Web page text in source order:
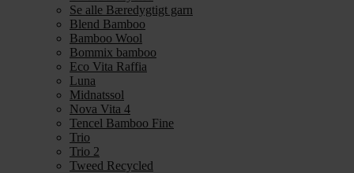
Se alle Bæredygtigt garn
Blend Bamboo
Bamboo Wool
Bommix bamboo
Eco Vita Raffia
Luna
Midnatssol
Nova Vita 4
Tencel Bamboo Fine
Trio
Trio 2
Tweed Recycled